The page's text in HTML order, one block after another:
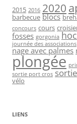
2015 2016 2020
barbecue blocs
concours cours
fosses gorgonia
journée des associations
nage avec palmes
plongée
sortie port cros
vélo
LIENS